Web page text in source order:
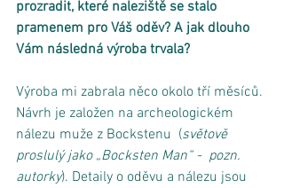
prozradit, které naleziště se stalo
pramenem pro Váš oděv? A jak dlouho
Vám následná výroba trvala?
Výroba mi zabrala něco okolo tří měsíců.
Návrh je založen na archeologickém
nálezu muže z Bockstenu  (světově
proslulý jako „Bocksten Man“ -  pozn.
autorky). Detaily o oděvu a nálezu jsou